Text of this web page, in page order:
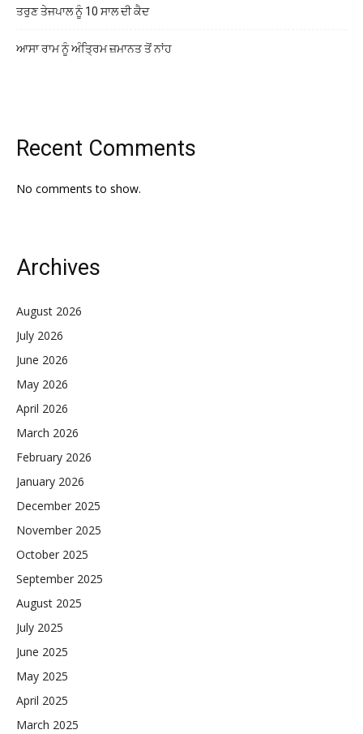
ਤਰੁਣ ਤੇਜਪਾਲ ਨੂੰ 10 ਸਾਲ ਦੀ ਕੈਦ
ਆਸਾ ਰਾਮ ਨੂੰ ਅੰਤ੍ਰਿਮ ਜ਼ਮਾਨਤ ਤੋਂ ਨਾਂਹ
Recent Comments
No comments to show.
Archives
August 2026
July 2026
June 2026
May 2026
April 2026
March 2026
February 2026
January 2026
December 2025
November 2025
October 2025
September 2025
August 2025
July 2025
June 2025
May 2025
April 2025
March 2025